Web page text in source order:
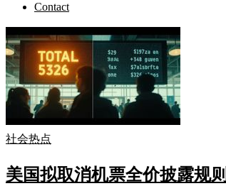
Contact
社会热点
美国拟取消机票全价披露规则